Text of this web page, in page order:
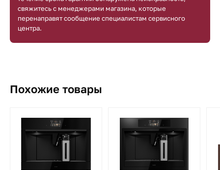
свяжитесь с менеджерами магазина, которые
перенаправят сообщение специалистам сервисного
центра.
Похожие товары